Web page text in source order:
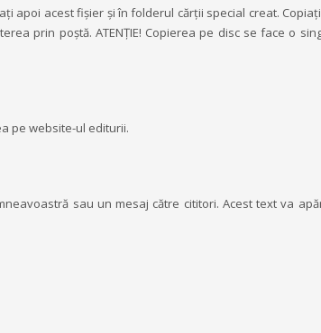
apoi acest fișier și în folderul cărții special creat.
prin poștă. ATENȚIE! Copierea pe disc se face o
pe website-ul editurii.
sau un mesaj către cititori. Acest text va